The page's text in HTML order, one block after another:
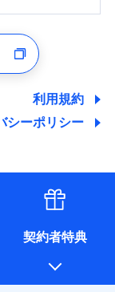
の保険その他に
奨するため、ま
れらに付帯、関
ビスをご提案す
。）
行うため
保険会社のホ
ください。
利用規約
シーポリシー
契約者特典